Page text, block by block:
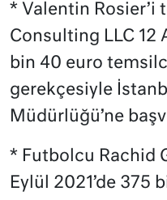
* Valentin Rosier’i
Consulting LLC 12
bin 40 euro
gerekçesiyle
Müdürlüğü’ne
* Futbolcu Rachid
Eylül 2021’de 375